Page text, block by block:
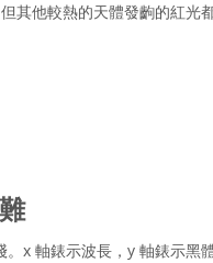
其他較熱的天體發齣的紅光
x 軸錶示波長，y 軸錶示黑